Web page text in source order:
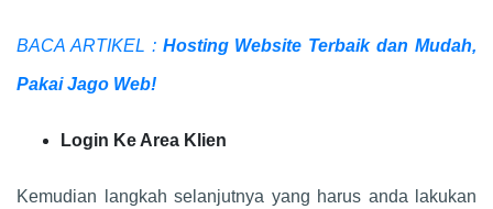
BACA ARTIKEL : Hosting Website Terbaik dan Mudah,
Pakai Jago Web!
Login Ke Area Klien
Kemudian langkah selanjutnya yang harus anda lakukan